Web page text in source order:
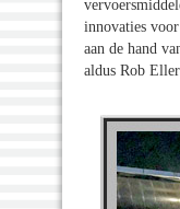
innovaties
aan de hand
aldus Rob